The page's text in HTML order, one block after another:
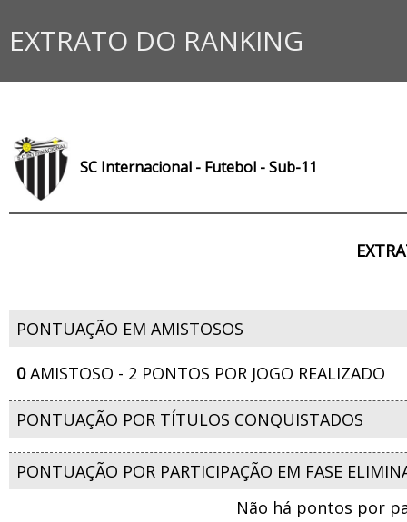
EXTRATO DO RANKING
SC Internacional - Futebol - Sub-11
PONTUAÇÃO EM AMISTOSOS
0AMISTOSO - 2 PONTOS POR JOGO REALIZADO
PONTUAÇÃO POR TÍTULOS CONQUISTADOS
PONTUAÇÃO POR PARTICIPAÇÃO EM FASE
Não há pontos por